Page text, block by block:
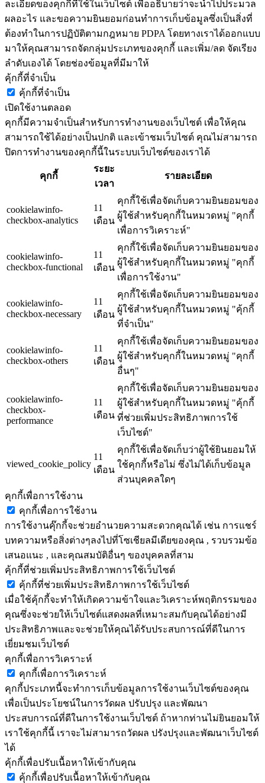
ละเอียดของคุกกี้ที่ใช้ในเว็บไซต์ เพื่ออธิบายว่าจะนำไปประมวล
ผลอะไร และขอความยินยอมก่อนทำการเก็บข้อมูลซึ่งเป็นสิ่งที่
ต้องทำในการปฏิบัติตามกฎหมาย PDPA โดยทางเราได้ออกแบบ
มาให้คุณสามารถจัดกลุ่มประเภทของคุกกี้ และเพิ่ม/ลด จัดเรียง
ลำดับเองได้ โดยช่องข้อมูลที่มีมาให้
คุ้กกี้ที่จำเป็น
คุ้กกี้ที่จำเป็น
เปิดใช้งานตลอด
คุกกี้มีความจำเป็นสำหรับการทำงานของเว็บไซต์ เพื่อให้คุณ
สามารถใช้ได้อย่างเป็นปกติ และเข้าชมเว็บไซต์ คุณไม่สามารถ
ปิดการทำงานของคุกกี้นี้ในระบบเว็บไซต์ของเราได้
คุกกี้
ระยะ
เวลา
รายละเอียด
cookielawinfo-
checkbox-analytics
11
เดือน
คุกกี้ใช้เพื่อจัดเก็บความยินยอมของ
ผู้ใช้สำหรับคุกกี้ในหมวดหมู่ "คุกกี้
เพื่อการวิเคราะห์"
cookielawinfo-
checkbox-functional
11
เดือน
คุกกี้ใช้เพื่อจัดเก็บความยินยอมของ
ผู้ใช้สำหรับคุกกี้ในหมวดหมู่ "คุกกี้
เพื่อการใช้งาน"
cookielawinfo-
checkbox-necessary
11
เดือน
คุกกี้ใช้เพื่อจัดเก็บความยินยอมของ
ผู้ใช้สำหรับคุกกี้ในหมวดหมู่ "คุ้กกี้
ที่จำเป็น"
cookielawinfo-
checkbox-others
11
เดือน
คุกกี้ใช้เพื่อจัดเก็บความยินยอมของ
ผู้ใช้สำหรับคุกกี้ในหมวดหมู่ "คุกกี้
อื่นๆ"
cookielawinfo-
checkbox-
performance
11
เดือน
คุกกี้ใช้เพื่อจัดเก็บความยินยอมของ
ผู้ใช้สำหรับคุกกี้ในหมวดหมู่ "คุ้กกี้
ที่ช่วยเพิ่มประสิทธิภาพการใช้
เว็บไซต์"
viewed_cookie_policy
11
เดือน
คุกกี้ใช้เพื่อจัดเก็บว่าผู้ใช้ยินยอมให้
ใช้คุกกี้หรือไม่ ซึ่งไม่ได้เก็บข้อมูล
ส่วนบุคคลใดๆ
คุกกี้เพื่อการใช้งาน
คุกกี้เพื่อการใช้งาน
การใช้งานคุ๊กกี้จะช่วยอำนวยความสะดวกคุณได้ เช่น การแชร์
บทความหรือสิ่งต่างๆลงไปที่โซเชียลมีเดียของคุณ , รวบรวมข้อ
เสนอแนะ , และคุณสมบัติอื่นๆ ของบุคคลที่สาม
คุ้กกี้ที่ช่วยเพิ่มประสิทธิภาพการใช้เว็บไซต์
คุ้กกี้ที่ช่วยเพิ่มประสิทธิภาพการใช้เว็บไซต์
เมื่อใช้คุ้กกี้จะทำให้เกิดความข้าใจและวิเคราะห์พฤติกรรมของ
คุณซึ่งจะช่วยให้เว็บไซต์แสดงผลที่เหมาะสมกับคุณได้อย่างมี
ประสิทธิภาพและจะช่วยให้คุณได้รับประสบการณ์ที่ดีในการ
เยี่ยมชมเว็บไซต์
คุกกี้เพื่อการวิเคราะห์
คุกกี้เพื่อการวิเคราะห์
คุกกี้ประเภทนี้จะทำการเก็บข้อมูลการใช้งานเว็บไซต์ของคุณ
เพื่อเป็นประโยชน์ในการวัดผล ปรับปรุง และพัฒนา
ประสบการณ์ที่ดีในการใช้งานเว็บไซต์ ถ้าหากท่านไม่ยินยอมให้
เราใช้คุกกี้นี้ เราจะไม่สามารถวัดผล ปรังปรุงและพัฒนาเว็บไซต์
ได้
คุ้กกี้เพื่อปรับเนื้อหาให้เข้ากับคุณ
คุ้กกี้เพื่อปรับเนื้อหาให้เข้ากับคุณ